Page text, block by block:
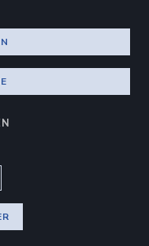
((öffnet ein neues
((öffnet ein neues